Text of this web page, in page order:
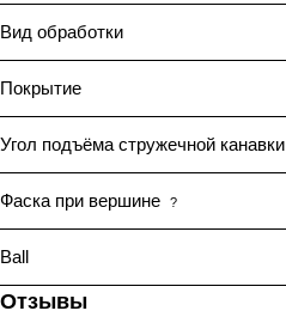
Вид обработки
Покрытие
Угол подъёма стружечной канавки
Фаска при вершине ?
Ball
Отзывы